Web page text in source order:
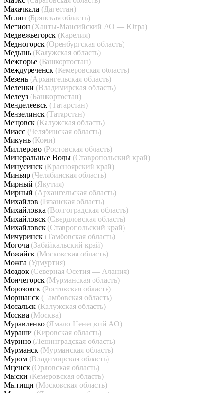
Махачкала (Дагестан)
Мглин (Брянская область)
Мегион (Ханты-Мансийский АО — Югра)
Медвежьегорск (Карелия)
Медногорск (Оренбургская область)
Медынь (Калужская область)
Межгорье (Башкортостан)
Междуреченск (Кемеровская область)
Мезень (Архангельская область)
Меленки (Владимирская область)
Мелеуз (Башкортостан)
Менделеевск (Татарстан)
Мензелинск (Татарстан)
Мещовск (Калужская область)
Миасс (Челябинская область)
Микунь (Коми)
Миллерово (Ростовская область)
Минеральные Воды (Ставропольский край)
Минусинск (Красноярский край)
Миньяр (Челябинская область)
Мирный (Якутия)
Мирный (Архангельская область)
Михайлов (Рязанская область)
Михайловка (Волгоградская область)
Михайловск (Свердловская область)
Михайловск (Ставропольский край)
Мичуринск (Тамбовская область)
Могоча (Забайкальский край)
Можайск (Московская область)
Можга (Удмуртия)
Моздок (Северная Осетия — Алания)
Мончегорск (Мурманская область)
Морозовск (Ростовская область)
Моршанск (Тамбовская область)
Мосальск (Калужская область)
Москва (Москва)
Муравленко (Ямало-Ненецкий АО)
Мураши (Кировская область)
Мурино (Ленинградская область)
Мурманск (Мурманская область)
Муром (Владимирская область)
Мценск (Орловская область)
Мыски (Кемеровская область)
Мытищи (Московская область)